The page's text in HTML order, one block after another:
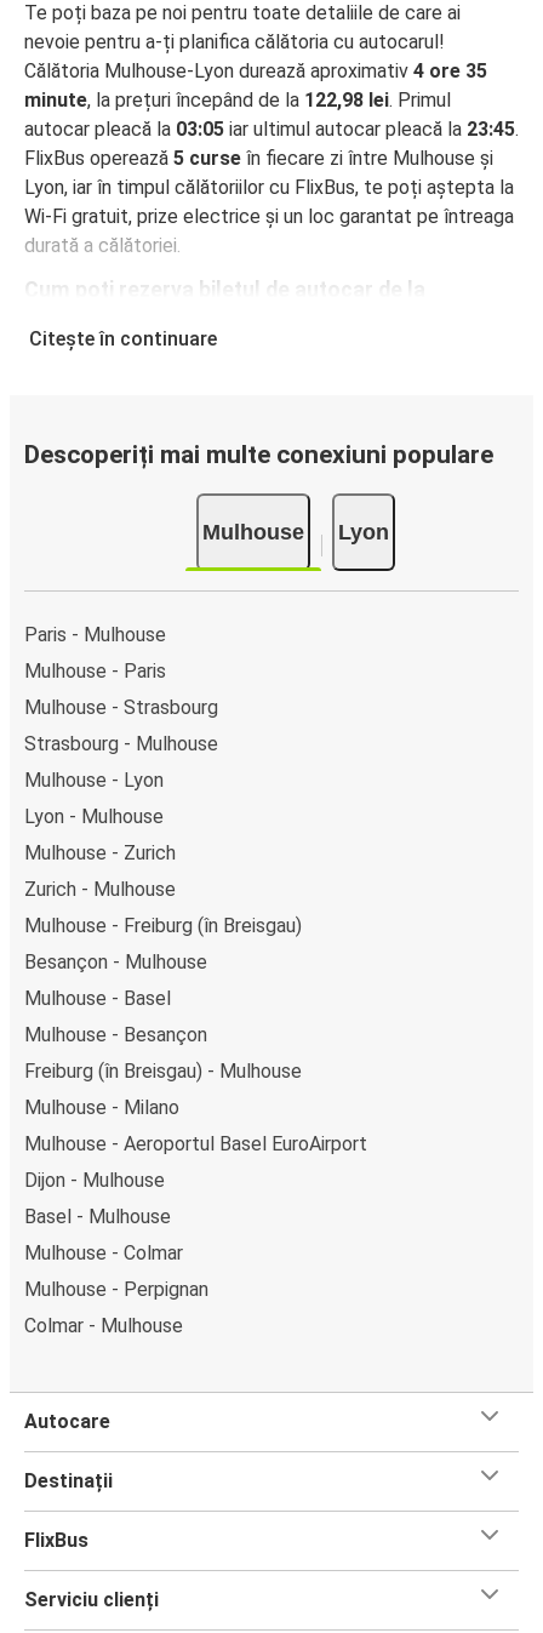
Te poți baza pe noi pentru toate detaliile de care ai
nevoie pentru a-ți planifica călătoria cu autocarul!
Călătoria Mulhouse-Lyon durează aproximativ 4 ore 35
minute, la prețuri începând de la 122,98 lei. Primul
autocar pleacă la 03:05 iar ultimul autocar pleacă la 23:45.
FlixBus operează 5 curse în fiecare zi între Mulhouse și
Lyon, iar în timpul călătoriilor cu FlixBus, te poți aștepta la
Wi-Fi gratuit, prize electrice și un loc garantat pe întreaga
durată a călătoriei.
Cum poți rezerva biletul de autocar de la
clicuri. La achiziționarea online a unui bilet pe ruta
Apple Pay. Alternativ, poți plăti în numerar la bordul
autocarelor sau la unul din punctele de vânzare.
Citește în continuare
Descoperiți mai multe conexiuni populare
Mulhouse Lyon
Paris - Mulhouse
Mulhouse - Paris
Mulhouse - Strasbourg
Strasbourg - Mulhouse
Mulhouse - Lyon
Lyon - Mulhouse
Mulhouse - Zurich
Zurich - Mulhouse
Mulhouse - Freiburg (în Breisgau)
Besançon - Mulhouse
Mulhouse - Basel
Mulhouse - Besançon
Freiburg (în Breisgau) - Mulhouse
Mulhouse - Milano
Mulhouse - Aeroportul Basel EuroAirport
Dijon - Mulhouse
Basel - Mulhouse
Mulhouse - Colmar
Mulhouse - Perpignan
Colmar - Mulhouse
Autocare
Destinații
FlixBus
Serviciu clienți